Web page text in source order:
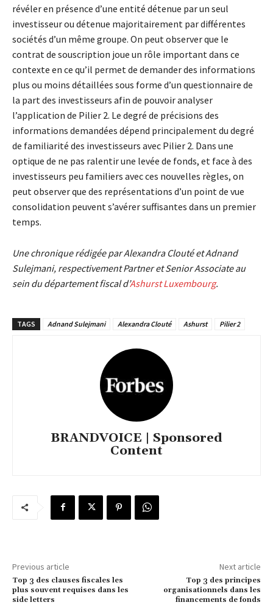
révéler en présence d’une entité détenue par un seul
investisseur ou détenue majoritairement par différentes
sociétés d’un même groupe. On peut observer que le
contrat de souscription joue un rôle important dans ce
contexte en ce qu’il permet de demander des informations
plus ou moins détaillées sous forme d’un questionnaire de
la part des investisseurs afin de pouvoir analyser
l’application de Pilier 2. Le degré de précisions des
informations demandées dépend principalement du degré
de familiarité des investisseurs avec Pilier 2. Dans une
optique de ne pas ralentir une levée de fonds, et face à des
investisseurs peu familiers avec ces nouvelles règles, on
peut observer que des représentations d’un point de vue
consolidation peuvent s’avérer suffisantes dans un premier
temps.
Une chronique rédigée par Alexandra Clouté et Adnand
Sulejmani, respectivement Partner et Senior Associate au
sein du département fiscal d’Ashurst Luxembourg.
TAGS Adnand Sulejmani Alexandra Clouté Ashurst Pilier 2
BRANDVOICE | Sponsored
Content
Previous article
Top 3 des clauses fiscales les
plus souvent requises dans les
side letters
Next article
Top 3 des principes
organisationnels dans les
financements de fonds